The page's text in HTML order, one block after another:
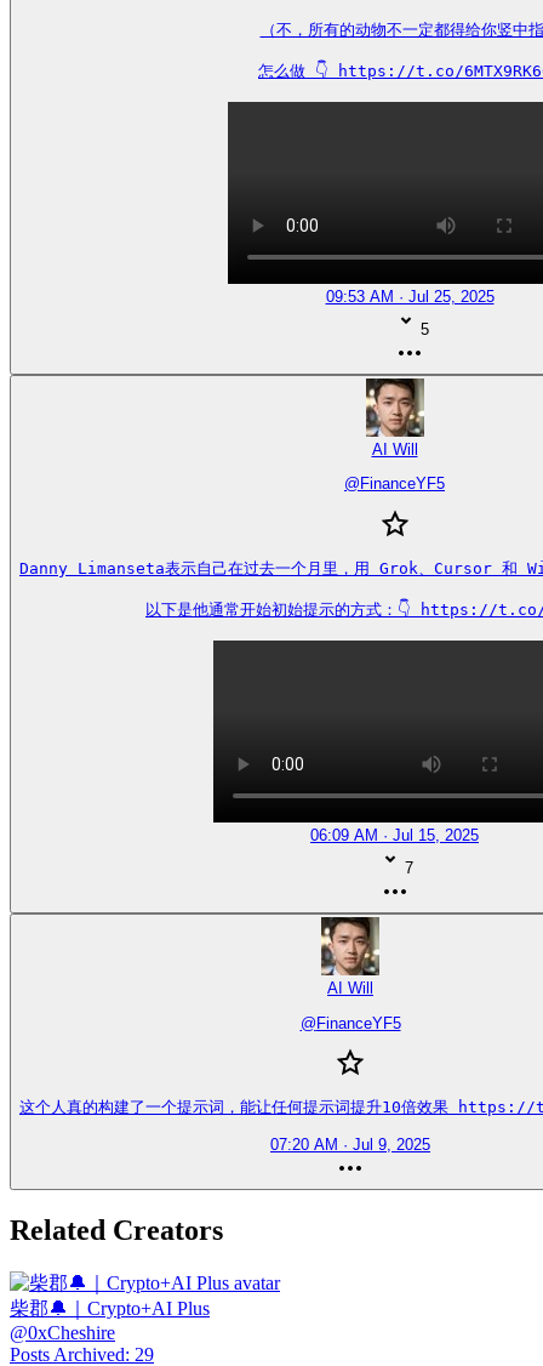
（不，所有的动物不一定都得给你竖中
怎么做 👇 https://t.co/
09:53 AM · Jul 25, 2025
5
AI Will
@ FinanceYF5
Danny Limanseta表示自己在过去一个月里，用 Grok、Cursor 和
以下是他通常开始初始提示的方式：👇 https://
06:09 AM · Jul 15, 2025
7
AI Will
@ FinanceYF5
这个人真的构建了一个提示词，能让任何提示词提升10倍效果
07:20 AM · Jul 9, 2025
Related Creators
柴郡🔔｜Crypto+AI Plus
@0xCheshire
Posts Archived: 29